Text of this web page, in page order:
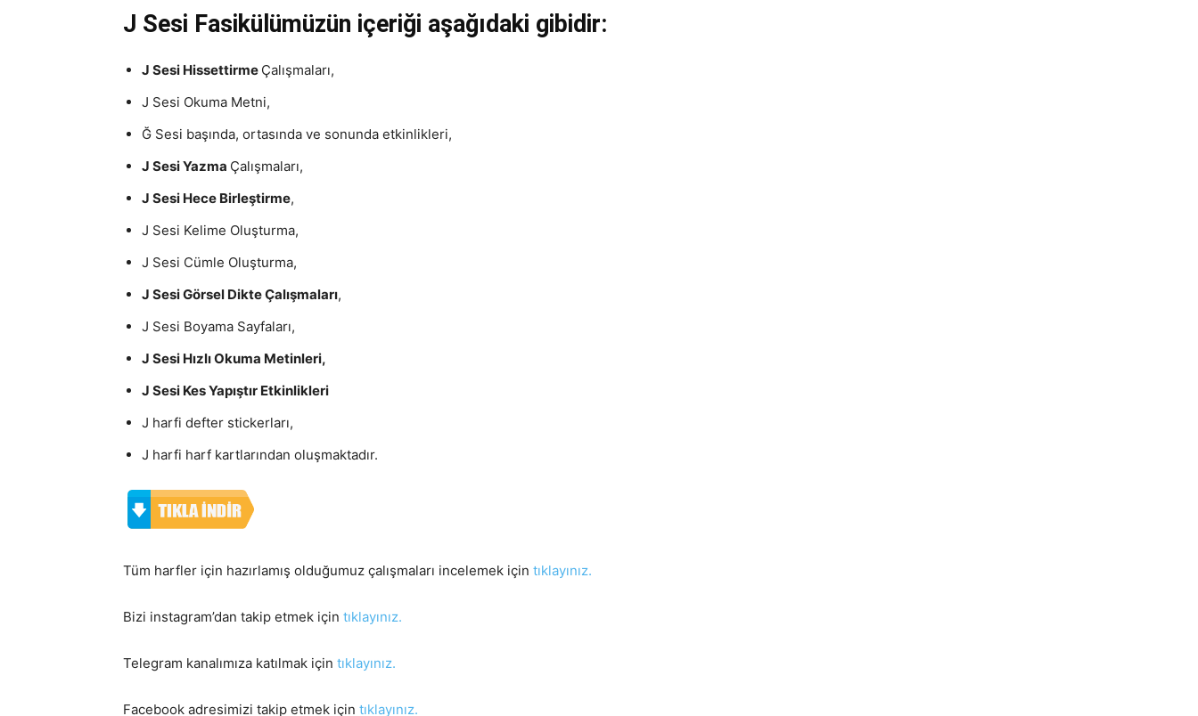
J Sesi Fasikülümüzün içeriği aşağıdaki gibidir:
J Sesi Hissettirme Çalışmaları,
J Sesi Okuma Metni,
Ğ Sesi başında, ortasında ve sonunda etkinlikleri,
J Sesi Yazma Çalışmaları,
J Sesi Hece Birleştirme,
J Sesi Kelime Oluşturma,
J Sesi Cümle Oluşturma,
J Sesi Görsel Dikte Çalışmaları,
J Sesi Boyama Sayfaları,
J Sesi Hızlı Okuma Metinleri,
J Sesi Kes Yapıştır Etkinlikleri
J harfi defter stickerları,
J harfi harf kartlarından oluşmaktadır.
Tüm harfler için hazırlamış olduğumuz çalışmaları incelemek için tıklayınız.
Bizi instagram’dan takip etmek için tıklayınız.
Telegram kanalımıza katılmak için tıklayınız.
Facebook adresimizi takip etmek için tıklayınız.